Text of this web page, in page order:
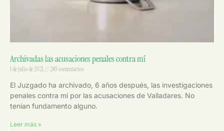
Archivadas las acusaciones penales contra mí
1 de julio de 2021 285 comentarios
El Juzgado ha archivado, 6 años después, las investigaciones
penales contra mí por las acusaciones de Valladares. No
tenían fundamento alguno.
Leer más »